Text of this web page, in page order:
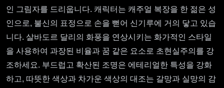
인 그림자를 드리웁니다. 캐릭터는 캐주얼 복장을 한 젊은 성
인으로, 불신의 표정으로 손을 뻗어 신기루에 거의 닿고 있습
니다. 살바도르 달리의 화풍을 연상시키는 화가적인 스타일
을 사용하여 과장된 비율과 꿈 같은 요소로 초현실주의를 강
조하세요. 부드럽고 확산된 조명은 에테리얼한 특성을 강화
하고, 따뜻한 색상과 차가운 색상의 대조는 갈망과 실망의 감